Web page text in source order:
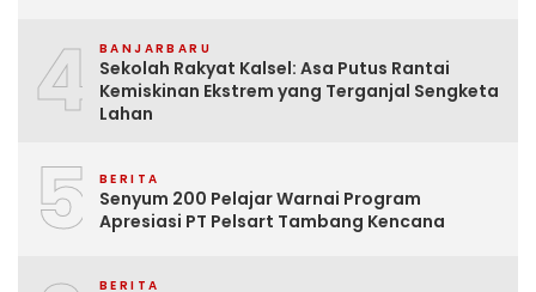
4 BANJARBARU
Sekolah Rakyat Kalsel: Asa Putus Rantai
Kemiskinan Ekstrem yang Terganjal Sengketa
Lahan
5 BERITA
Senyum 200 Pelajar Warnai Program
Apresiasi PT Pelsart Tambang Kencana
BERITA